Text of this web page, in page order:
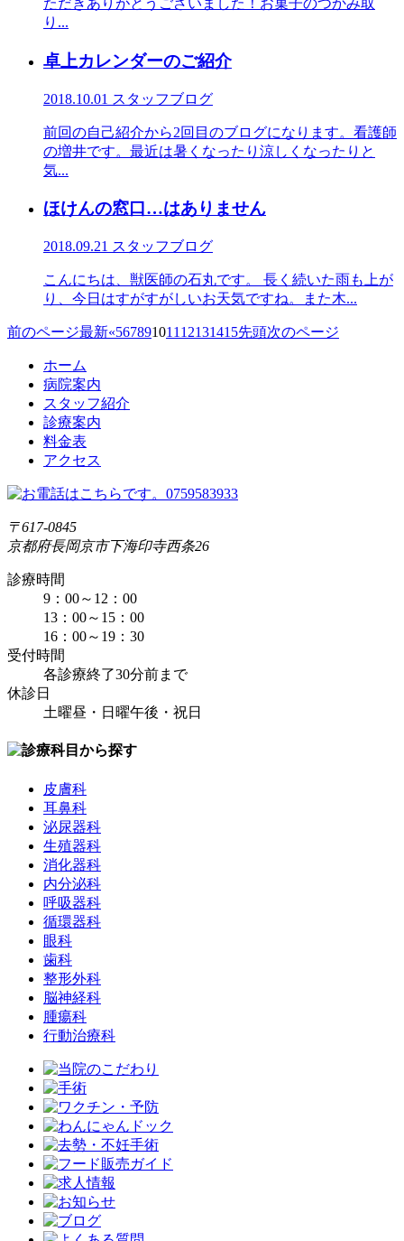
ただきありがとうございました！お菓子のつかみ取
り...
卓上カレンダーのご紹介
2018.10.01 スタッフブログ
前回の自己紹介から2回目のブログになります。看護師
の増井です。最近は暑くなったり涼しくなったりと
気...
ほけんの窓口…はありません
2018.09.21 スタッフブログ
こんにちは、獣医師の石丸です。 長く続いた雨も上が
り、今日はすがすがしいお天気ですね。また木...
前のページ最新«567891011 12131415先頭次のページ
ホーム
病院案内
スタッフ紹介
診療案内
料金表
アクセス
〒617-0845
京都府長岡京市下海印寺西条26
診療時間
9：00～12：00
13：00～15：00
16：00～19：30
受付時間
各診療終了30分前まで
休診日
土曜昼・日曜午後・祝日
皮膚科
耳鼻科
泌尿器科
生殖器科
消化器科
内分泌科
呼吸器科
循環器科
眼科
歯科
整形外科
脳神経科
腫瘍科
行動治療科